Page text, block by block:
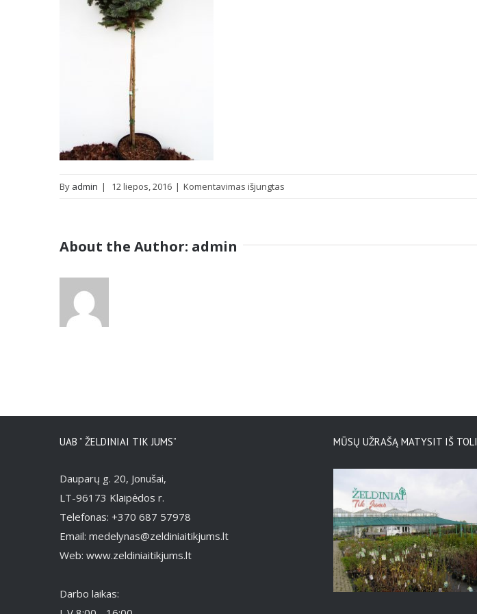
By admin | 12 liepos, 2016 | Komentavimas išjungtas
About the Author: admin
UAB ” ŽELDINIAI TIK JUMS”
Dauparų g. 20, Jonušai,
LT-96173 Klaipėdos r.
Telefonas: +370 687 57978
Email: medelynas@zeldiniaitikjums.lt
Web: www.zeldiniaitikjums.lt
Darbo laikas:
MŪSŲ UŽRAŠĄ MATYSIT IŠ TOLI